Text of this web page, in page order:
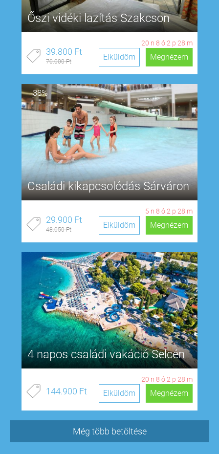
Őszi vidéki lazítás Szakcson
20 n 8 ó 2 p 28 m
39.800 Ft
70.000 Ft Megnézem
Elküldöm
-38%
Családi kikapcsolódás Sárváron
5 n 8 ó 2 p 28 m
29.900 Ft
48.050 Ft Megnézem
Elküldöm
4 napos családi vakáció Selcén
20 n 8 ó 2 p 28 m
144.900 Ft Megnézem
Elküldöm
Még több betöltése